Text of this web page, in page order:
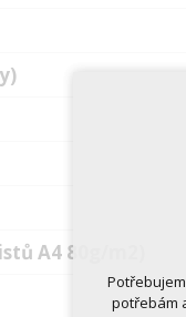
A4 80g/m2)
potřebám